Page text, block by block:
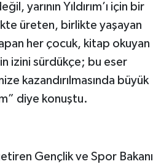
yarının Yıldırım’ı için bir
üreten, birlikte yaşayan
her çocuk, kitap okuyan
izini sürdükçe; bu eser
kazandırılmasında büyük
diye konuştu.
Gençlik ve Spor Bakanı